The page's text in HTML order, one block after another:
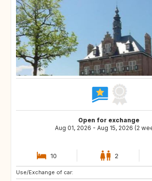
Open for exchange
Aug 01, 2026 - Aug 15, 2026 (2
10 2
Use/Exchange of car:
ZA